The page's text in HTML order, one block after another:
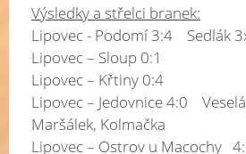
Výsledky a střelci branek:
Lipovec - Podomí 3:4 Sedlák
Lipovec – Sloup 0:1
Lipovec – Křtiny 0:4
Lipovec – Jedovnice 4:0
Maršálek, Kolmačka
Lipovec – Ostrov u Macochy